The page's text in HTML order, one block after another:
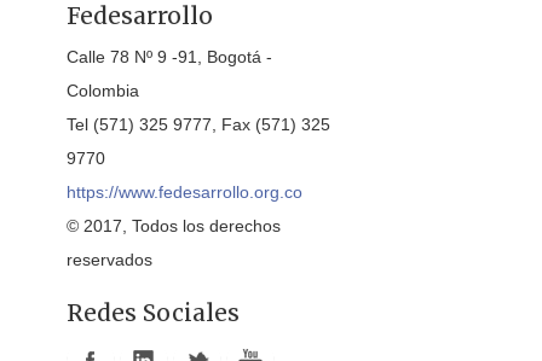
Fedesarrollo
Calle 78 Nº 9 -91, Bogotá -
Colombia
Tel (571) 325 9777, Fax (571) 325
9770
https://www.fedesarrollo.org.co
© 2017, Todos los derechos
reservados
Redes Sociales